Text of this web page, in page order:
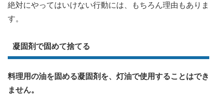
絶対にやってはいけない行動には、もちろん理由もありま
す。
凝固剤で固めて捨てる
料理用の油を固める凝固剤を、灯油で使用することはでき
ません。